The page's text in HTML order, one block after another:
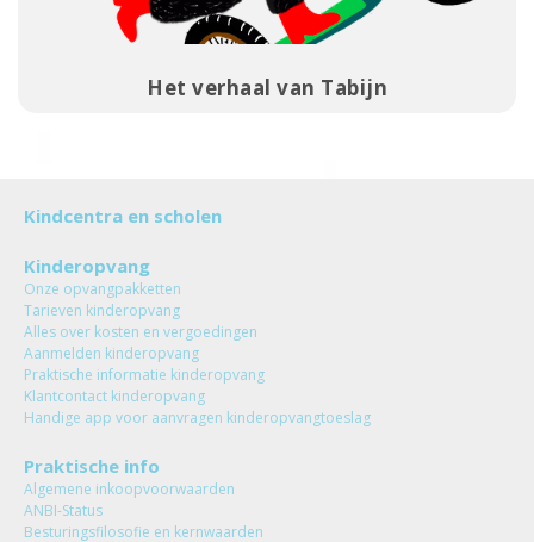
Het verhaal van Tabijn
Kindcentra en scholen
Kinderopvang
Onze opvangpakketten
Tarieven kinderopvang
Alles over kosten en vergoedingen
Aanmelden kinderopvang
Praktische informatie kinderopvang
Klantcontact kinderopvang
Handige app voor aanvragen kinderopvangtoeslag
Praktische info
Algemene inkoopvoorwaarden
ANBI-Status
Besturingsfilosofie en kernwaarden